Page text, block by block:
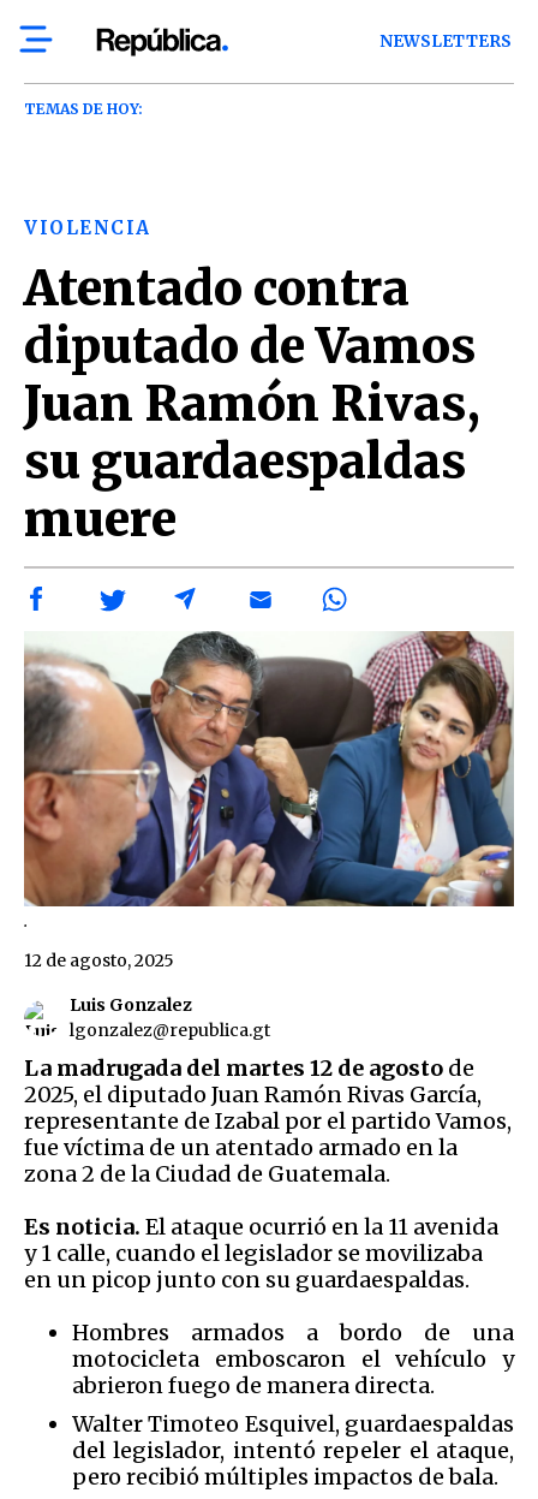
NEWSLETTERS
TEMAS DE HOY:
VIOLENCIA
Atentado contra
diputado de Vamos
Juan Ramón Rivas,
su guardaespaldas
muere
.
Luis Gonzalez
lgonzalez@republica.gt
12 de agosto, 2025
La madrugada del martes 12 de agosto de
2025, el diputado Juan Ramón Rivas García,
representante de Izabal por el partido Vamos,
fue víctima de un atentado armado en la
zona 2 de la Ciudad de Guatemala.
Es noticia. El ataque ocurrió en la 11 avenida
y 1 calle, cuando el legislador se movilizaba
en un picop junto con su guardaespaldas.
Hombres armados a bordo de una
motocicleta emboscaron el vehículo y
abrieron fuego de manera directa.
Walter Timoteo Esquivel, guardaespaldas
del legislador, intentó repeler el ataque,
pero recibió múltiples impactos de bala.